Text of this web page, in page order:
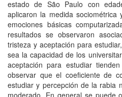
estado de São Paulo con
aplicaron la medida
emociones básicas
resultados se observaron
tristeza y aceptación para
sea la capacidad de los
aceptación para estudiar
observar que el coeficiente de
estudiar y percepción de la rabia
moderado. En general se puede